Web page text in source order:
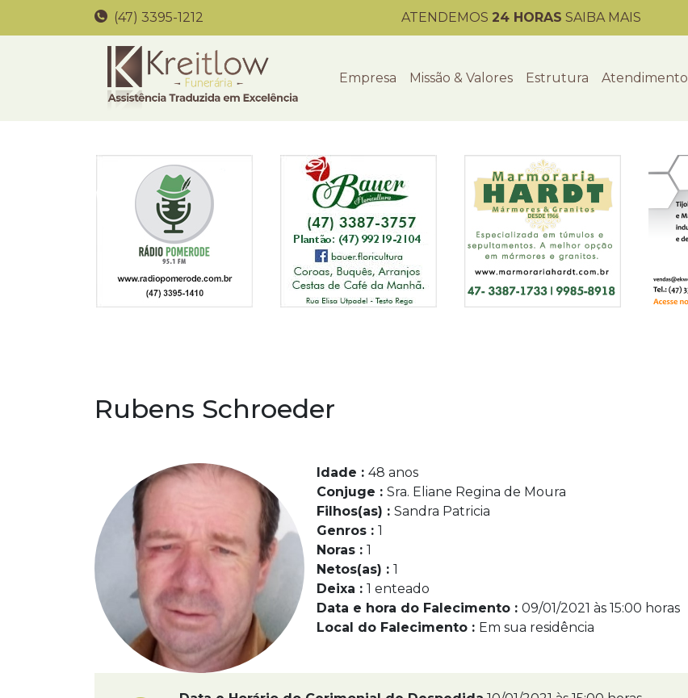
(47) 3395-1212 ATENDEMOS 24 HORAS SAIBA MAIS
Empresa Missão & Valores Estrutura Atendimento
Rubens Schroeder
Idade : 48 anos
Conjuge : Sra. Eliane Regina de Moura
Filhos(as) : Sandra Patricia
Genros : 1
Noras : 1
Netos(as) : 1
Deixa : 1 enteado
Data e hora do Falecimento : 09/01/2021 às 15:00 horas
Local do Falecimento : Em sua residência